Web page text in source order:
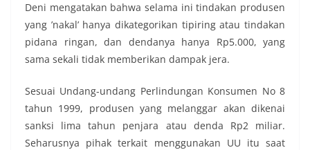
Deni mengatakan bahwa selama ini tindakan produsen
yang ’nakal’ hanya dikategorikan tipiring atau tindakan
pidana ringan, dan dendanya hanya Rp5.000, yang
sama sekali tidak memberikan dampak jera.
Sesuai Undang-undang Perlindungan Konsumen No 8
tahun 1999, produsen yang melanggar akan dikenai
sanksi lima tahun penjara atau denda Rp2 miliar.
Seharusnya pihak terkait menggunakan UU itu saat